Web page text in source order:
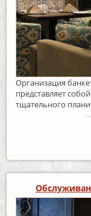
Организация
представляет
тщательного